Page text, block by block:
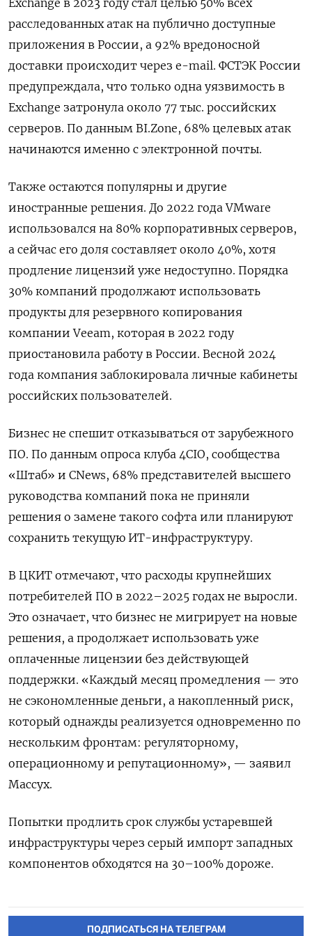
расследованных атак на публично доступные
приложения в России, а 92% вредоносной
доставки происходит через e-mail. ФСТЭК России
предупреждала, что только одна уязвимость в
Exchange затронула около 77 тыс. российских
серверов. По данным BI.Zone, 68% целевых атак
начинаются именно с электронной почты.
Также остаются популярны и другие
иностранные решения. До 2022 года VMware
использовался на 80% корпоративных серверов,
а сейчас его доля составляет около 40%, хотя
продление лицензий уже недоступно. Порядка
30% компаний продолжают использовать
продукты для резервного копирования
компании Veeam, которая в 2022 году
приостановила работу в России. Весной 2024
года компания заблокировала личные кабинеты
российских пользователей.
Бизнес не спешит отказываться от зарубежного
ПО. По данным опроса клуба 4CIO, сообщества
«Штаб» и CNews, 68% представителей высшего
руководства компаний пока не приняли
решения о замене такого софта или планируют
сохранить текущую ИТ-инфраструктуру.
В ЦКИТ отмечают, что расходы крупнейших
потребителей ПО в 2022–2025 годах не выросли.
Это означает, что бизнес не мигрирует на новые
решения, а продолжает использовать уже
оплаченные лицензии без действующей
поддержки. «Каждый месяц промедления — это
не сэкономленные деньги, а накопленный риск,
который однажды реализуется одновременно по
нескольким фронтам: регуляторному,
операционному и репутационному», — заявил
Массух.
Попытки продлить срок службы устаревшей
инфраструктуры через серый импорт западных
компонентов обходятся на 30–100% дороже.
ПОДПИСАТЬСЯ НА ТЕЛЕГРАМ